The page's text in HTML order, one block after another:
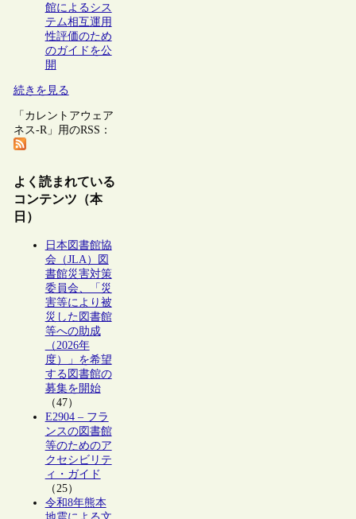
館によるシス
テム相互運用
性評価のため
のガイドを公
開
続きを見る
「カレントアウェア
ネス-R」用のRSS：
よく読まれている
コンテンツ（本
日）
日本図書館協
会（JLA）図
書館災害対策
委員会、「災
害等により被
災した図書館
等への助成
（2026年
度）」を希望
する図書館の
募集を開始
（47）
E2904 – フラ
ンスの図書館
等のためのア
クセシビリテ
ィ・ガイド
（25）
令和8年熊本